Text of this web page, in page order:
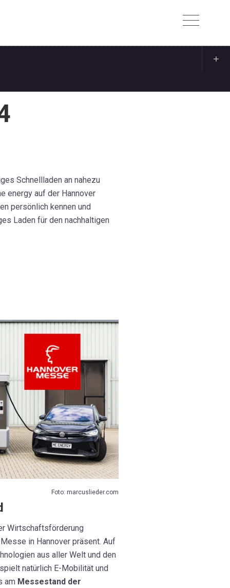
Schnellladen an nahezu
energy auf der Hannover
persönlich kennen und
Laden für den nachhaltigen
Foto: marcuslieder.com
Wirtschaftsförderung
in Hannover präsent. Auf
aus aller Welt und den
natürlich E-Mobilität und
am Messestand der